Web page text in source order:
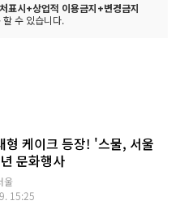
표시+상업적 이용금지+변경금지
수 있습니다.
형 케이크 등장! '스물, 서울
문화행사
울
15:25